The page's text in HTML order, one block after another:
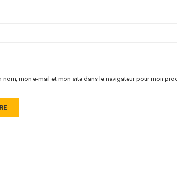
nom, mon e-mail et mon site dans le navigateur pour mon